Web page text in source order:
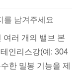
를 남겨주세요
여러 개의 밸브 본
인리스강(예: 304
한 밀봉 기능을 제